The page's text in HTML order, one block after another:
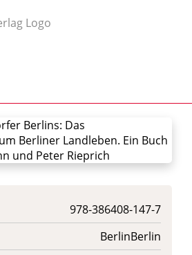
978-386408-147-7
BerlinBerlin